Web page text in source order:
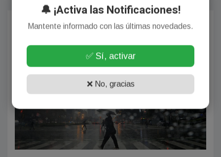
Más Populares
BONAERENSES
🔔 ¡Activa las Notificaciones!
Mantente informado con las últimas novedades.
✅ Sí, activar
❌ No, gracias